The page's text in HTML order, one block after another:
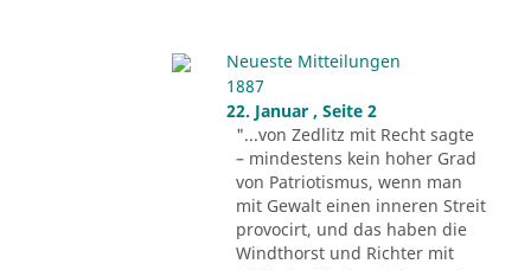
Neueste Mitteilungen
1887
22. Januar , Seite 2
"...von Zedlitz mit Recht sagte
– mindestens kein hoher Grad
von Patriotismus, wenn man
mit Gewalt einen inneren Streit
provocirt, und das haben die
Windthorst und Richter mit